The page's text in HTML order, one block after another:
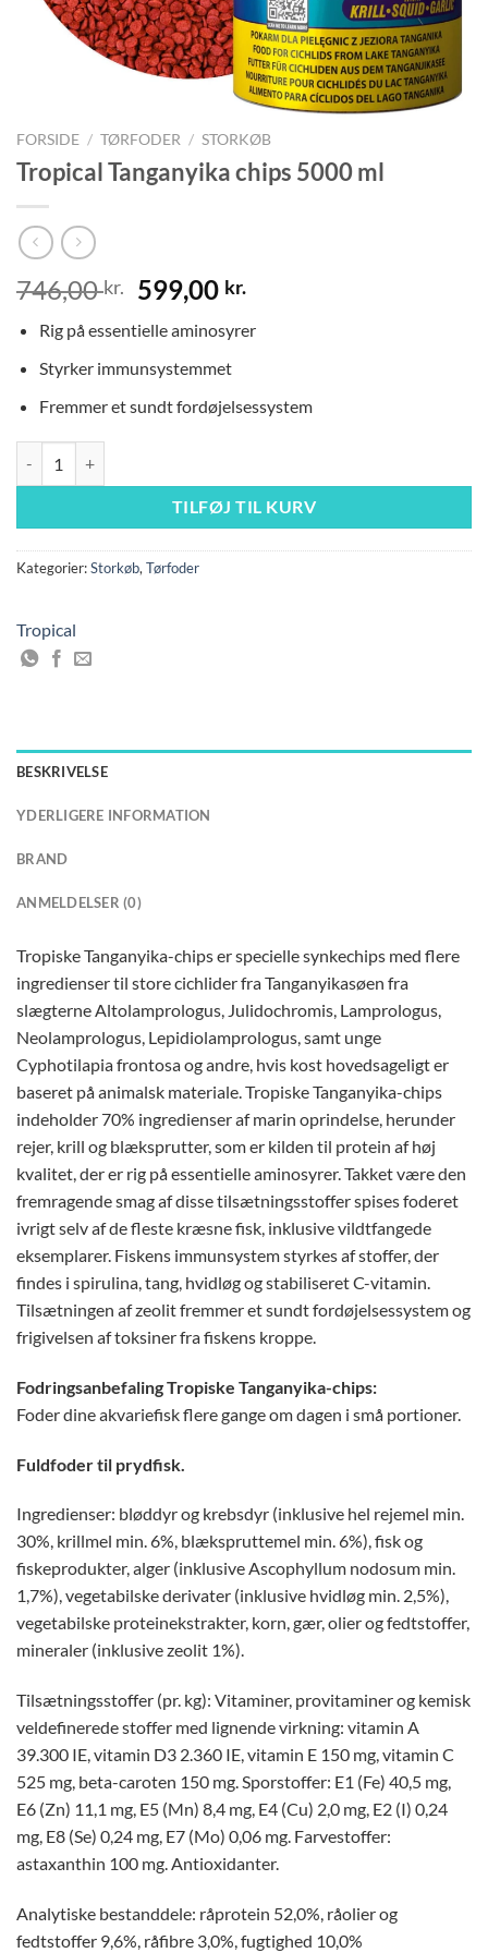
FORSIDE / TØRFODER / STORKØB
Tropical Tanganyika chips 5000 ml
746,00kr.
Den
oprindelige
pris
var:
746,00 kr..
599,00 kr.Den
pris
599,00 kr..
Rig på essentielle aminosyrer
Styrker immunsystemmet
Fremmer et sundt fordøjelsessystem
TILFØJ TIL KURV
Kategorier:Storkøb,Tørfoder
Tropical
BESKRIVELSE
YDERLIGERE INFORMATION
BRAND
ANMELDELSER (0)
Tropiske Tanganyika-chips er specielle synkechips med flere
ingredienser til store cichlider fra Tanganyikasøen fra
slægterne Altolamprologus, Julidochromis, Lamprologus,
Neolamprologus, Lepidiolamprologus, samt unge
Cyphotilapia frontosa og andre, hvis kost hovedsageligt er
baseret på animalsk materiale. Tropiske Tanganyika-chips
indeholder 70% ingredienser af marin oprindelse, herunder
rejer, krill og blæksprutter, som er kilden til protein af høj
kvalitet, der er rig på essentielle aminosyrer. Takket være den
fremragende smag af disse tilsætningsstoffer spises foderet
ivrigt selv af de fleste kræsne fisk, inklusive vildtfangede
eksemplarer. Fiskens immunsystem styrkes af stoffer, der
findes i spirulina, tang, hvidløg og stabiliseret C-vitamin.
Tilsætningen af ​​zeolit ​​fremmer et sundt fordøjelsessystem og
frigivelsen af ​​toksiner fra fiskens kroppe.
Fodringsanbefaling Tropiske Tanganyika-chips:
Foder dine akvariefisk flere gange om dagen i små portioner.
Fuldfoder til prydfisk.
Ingredienser: bløddyr og krebsdyr (inklusive hel rejemel min.
30%, krillmel min. 6%, blækspruttemel min. 6%), fisk og
fiskeprodukter, alger (inklusive Ascophyllum nodosum min.
1,7%), vegetabilske derivater (inklusive hvidløg min. 2,5%),
vegetabilske proteinekstrakter, korn, gær, olier og fedtstoffer,
mineraler (inklusive zeolit ​​1%).
Tilsætningsstoffer (pr. kg): Vitaminer, provitaminer og kemisk
veldefinerede stoffer med lignende virkning: vitamin A
39.300 IE, vitamin D3 2.360 IE, vitamin E 150 mg, vitamin C
525 mg, beta-caroten 150 mg. Sporstoffer: E1 (Fe) 40,5 mg,
E6 (Zn) 11,1 mg, E5 (Mn) 8,4 mg, E4 (Cu) 2,0 mg, E2 (I) 0,24
mg, E8 (Se) 0,24 mg, E7 (Mo) 0,06 mg. Farvestoffer:
astaxanthin 100 mg. Antioxidanter.
Analytiske bestanddele: råprotein 52,0%, råolier og
fedtstoffer 9,6%, råfibre 3,0%, fugtighed 10,0%